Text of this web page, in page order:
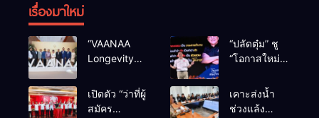
เรื่องมาใหม่
“VAANAA
Longevity
ศูนย์สุขภาพ
ไฮเอนต์ใหญ่
“ปลัดตุ๋ม” ชู
“โอกาสใหม่”
สู่ทางออก
ประเทศ ไม่ใช่
เปิดตัว “ว่าที่ผู้
สมัคร
เคาะส่งน้ำ
ช่วงแล้ง